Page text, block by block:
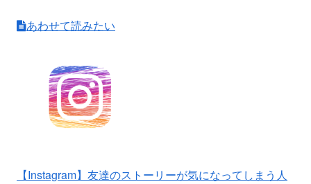
あわせて読みたい
【Instagram】友達のストーリーが気になってしまう人